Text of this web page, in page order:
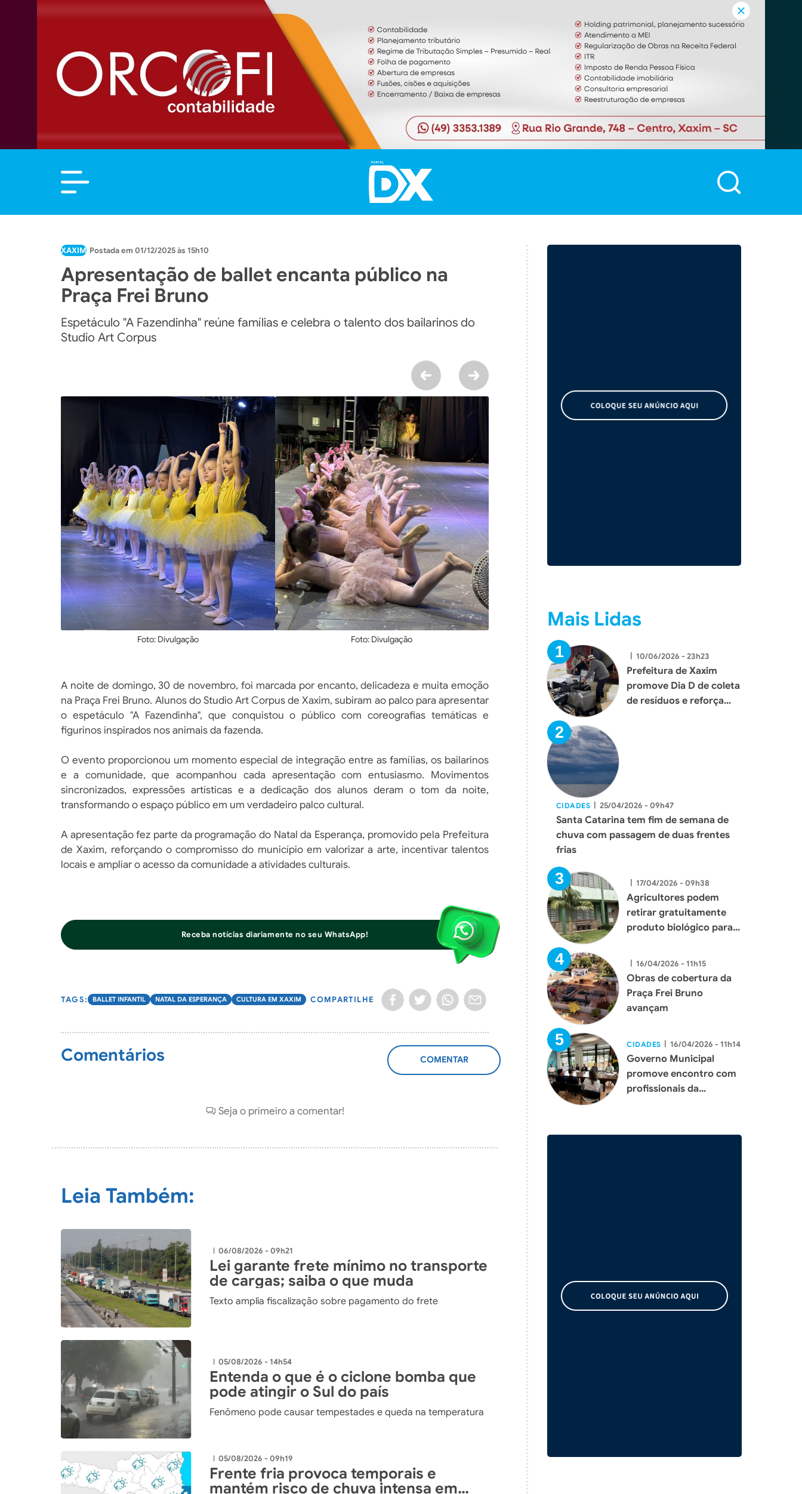
XAXIM 01/12/2025 às 15h10
Apresentação de ballet encanta público na
Praça Frei Bruno
Espetáculo "A Fazendinha" reúne famílias e celebra o talento dos bailarinos do
Studio Art Corpus
Foto: Divulgação Foto: Divulgação Foto: Divulgação
A noite de domingo, 30 de novembro, foi marcada por encanto, delicadeza e muita emoção
na Praça Frei Bruno. Alunos do Studio Art Corpus de Xaxim, subiram ao palco para apresentar
o espetáculo "A Fazendinha", que conquistou o público com coreografias temáticas e
figurinos inspirados nos animais da fazenda.
O evento proporcionou um momento especial de integração entre as famílias, os bailarinos
e a comunidade, que acompanhou cada apresentação com entusiasmo. Movimentos
sincronizados, expressões artísticas e a dedicação dos alunos deram o tom da noite,
transformando o espaço público em um verdadeiro palco cultural.
A apresentação fez parte da programação do Natal da Esperança, promovido pela Prefeitura
de Xaxim, reforçando o compromisso do município em valorizar a arte, incentivar talentos
locais e ampliar o acesso da comunidade a atividades culturais.
Receba notícias diariamente no seu WhatsApp!
BALLET INFANTIL NATAL DA ESPERANÇA CULTURA EM XAXIM COMPARTILHE
Comentários
ADICIONAR
COMENTÁRIO
Seja o primeiro a comentar!
Leia Também:
| 06/08/2026 - 09h21
Lei garante frete mínimo no transporte
de cargas; saiba o que muda
Texto amplia fiscalização sobre pagamento do frete
| 05/08/2026 - 14h54
Entenda o que é o ciclone bomba que
pode atingir o Sul do país
Fenômeno pode causar tempestades e queda na temperatura
| 05/08/2026 - 09h19
Frente fria provoca temporais e
mantém risco de chuva intensa em
Mais Lidas
| 10/06/2026 - 23h23
Prefeitura de Xaxim
promove Dia D de coleta
de resíduos e reforça
CIDADES | 25/04/2026 - 09h47
Santa Catarina tem fim de semana de
chuva com passagem de duas frentes
frias
| 17/04/2026 - 09h38
Agricultores podem
retirar gratuitamente
produto biológico para
borrachudo em Xaxim
| 16/04/2026 - 11h15
Obras de cobertura da
Praça Frei Bruno
avançam
CIDADES | 16/04/2026 - 11h14
Governo Municipal
promove encontro com
profissionais da